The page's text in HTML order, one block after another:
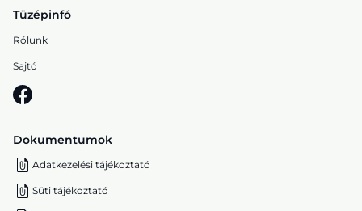
Tüzépinfó
Rólunk
Sajtó
Dokumentumok
Adatkezelési tájékoztató
Süti tájékoztató